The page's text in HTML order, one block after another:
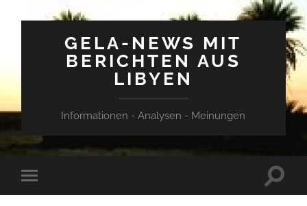
GELA-NEWS MIT
BERICHTEN AUS
LIBYEN
Informationen - Analysen - Meinungen
Mobile-
Menü